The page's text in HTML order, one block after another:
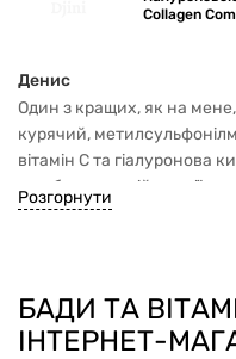
ідеально: смак не
здається занадто
одразу «суглоби як
Також важливо: після
холодильнику
втратитись.
Collagen
Денис
Один з кращих, як на
курячий,
вітамін С та гіалуронова
має бути в одній порції на
гнучкість дещо тішить,
в добавці.
Розгорнути
БАДИ ТА
ІНТЕРНЕТ-